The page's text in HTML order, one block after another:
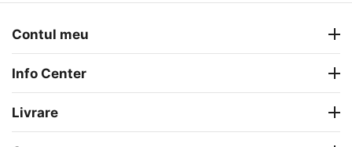
Contul meu
Info Center
Livrare